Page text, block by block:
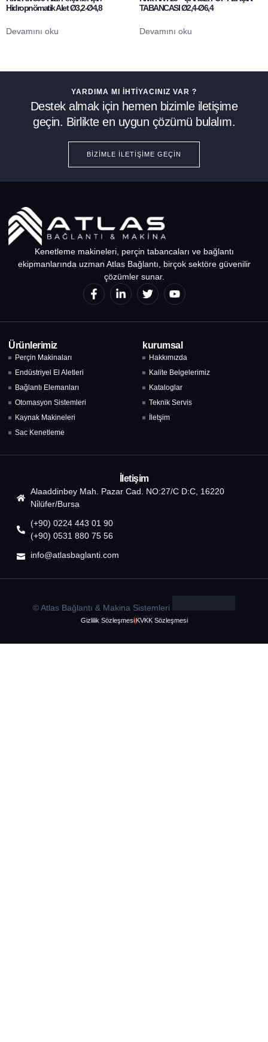
Hidropnömatik Alet Ø3,2-Ø4,8
Devamını oku
TABANCASI Ø2,4-Ø6,4
Devamını oku
YARDIMA MI İHTIYACINIZ VAR ?
Destek almak için hemen bizimle iletişime
geçin. Birlikte en uygun çözümü bulalım.
BIZIMLE İLETIŞIME GEÇIN
Kenetleme makineleri, perçin tabancaları ve bağlantı
ekipmanlarında uzman Atlas Bağlantı, birçok sektöre güvenilir
çözümler sunar.
Ürünlerimiz
Perçin Makinaları
Endüstriyel El Aletleri
Bağlantı Elemanları
Otomasyon Sistemleri
Kaynak Makineleri
Sac Kenetleme
kurumsal
Hakkımızda
Kalite Belgelerimiz
Kataloglar
Teknik Servis
İletşim
İletişim
Alaaddinbey Mah. Pazar Cad. NO:27/C D:C, 16220
Ni̇lüfer/Bursa
(+90) 0224 443 01 90
(+90) 0531 880 75 56
info@atlasbaglanti.com
© Atlas Bağlantı & Makina Sistemleri
Gizlilik SözleşmesiKVKK Sözleşmesi